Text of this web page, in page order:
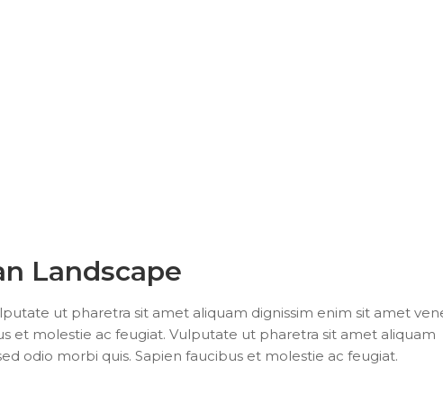
Landscape
ut pharetra sit amet aliquam dignissim enim sit amet
et molestie ac feugiat. Vulputate ut pharetra sit amet aliquam
odio morbi quis. Sapien faucibus et molestie ac feugiat.